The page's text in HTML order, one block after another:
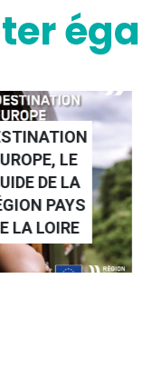
LE
DE LA
PAYS
LA LOIRE